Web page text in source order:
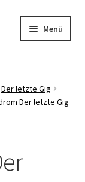
Menü
Der letzte Gig
Der letzte Gig